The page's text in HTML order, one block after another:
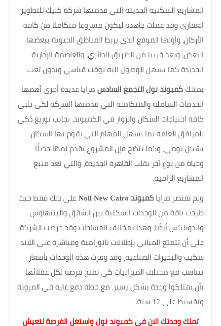
المشاريع السكنية الحديثة التي قدمتها شركة كليك للتطوير
العقاري وقد عملت جاهدة ليكون مشروعا متكاملا من كافة
الأركان، وأولها الموقع الذي يربط المناطق الحيوية ببعضها
البعض، ويعد قريبا من الطريق الدائري، والعاصمة الإدارية
الجديدة كما يسهل الوصول اليه بوقت قياسي وبدون تعب.
يمتلك كمبوند نول التجمع السادس مزايا عديدة أخرى أهمها
الخدمات الشاملة والمتكاملة التي قدمتها الشركة لكي تلبي
كافة احتياجات السكان والزوار في الكمبوند، بجانب توزيع ذكي
للمرافق العامة بما يسهل المهام التي يقوم بها السكان
بشكل يومي، وكما يتضح فإن المشروع يقدم نمطًا حديثًا
وحياة من نوع آخر بقلب القاهرة الجديدة، والتي تعد منبع
المشاريع الراقية.
ولم تقتصر مزايا كمبوند Noll New Cairo
على ذلك فقط حيث
طرحت باقة من الوحدات السكنية بين الشقق والبنتهاوس
والدوبلكس أيضًا، وهذا بمختلف المساحات وقد حرصت الشركة
على أن تتمتع المباني بإطلالات بانورامية ومباشرة على اللاند
سكيب والبحيرات الصناعية، وقد وفرت هذه الوحدات بأسعار
تتناسب مع مختلف الميزانيات كي تمنح فرصة لكل عملائها
بأن يمتلكوا وحدة بشكل يسير، مع خطة دفع غاية في المرونة
وتقسيط على 12 سنة.
تملك وحدتك الان في كمبوند نول واستغل الفرصة لتعيش